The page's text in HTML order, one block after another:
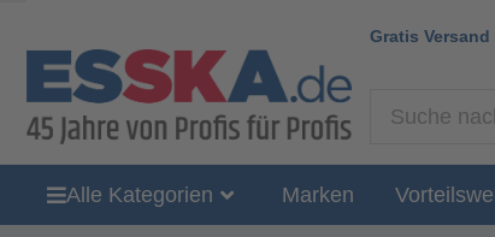
Gratis Versand
Alle Kategorien Marken